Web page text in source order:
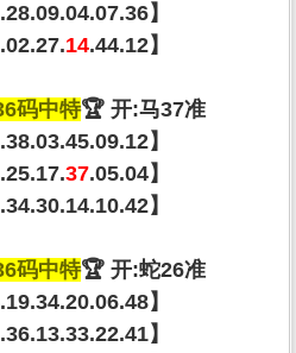
】
14.44.12】
码中特🏆 开:马37准
】
37.05.04】
】
码中特🏆 开:蛇26准
】
】